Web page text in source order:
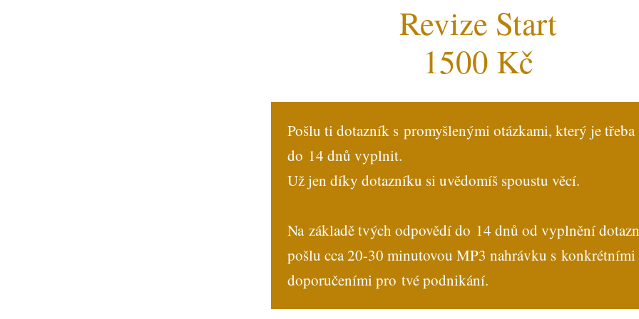
Revize Start
1500 Kč
Pošlu ti dotazník s promyšlenými otázkami, který je třeba
do 14 dnů vyplnit.
Už jen díky dotazníku si uvědomíš spoustu věcí.
Na základě tvých odpovědí do 14 dnů od vyplnění
pošlu cca 20-30 minutovou MP3 nahrávku s konkrétními
doporučeními pro tvé podnikání.